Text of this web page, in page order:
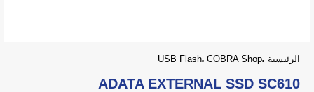
الرئيسية COBRA Shop
USB Flash
ADATA EXTERNAL SSD SC610